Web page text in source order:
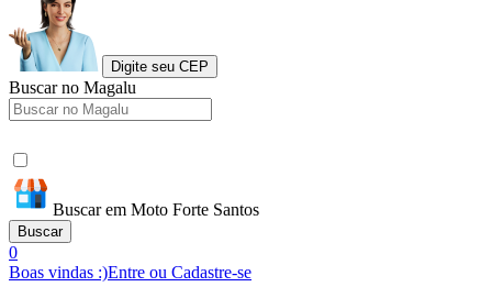
Digite seu CEP
Buscar no Magalu
Buscar em Moto Forte Santos
Buscar
0
Boas vindas :)Entre ou Cadastre-se